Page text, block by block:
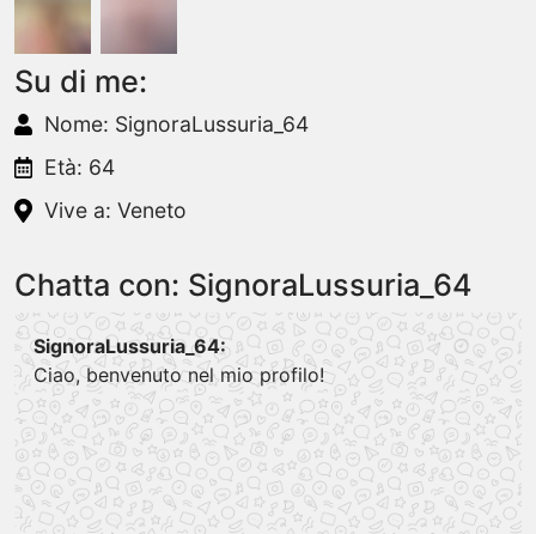
Su di me:
Nome: SignoraLussuria_64
Età: 64
Vive a: Veneto
Chatta con: SignoraLussuria_64
SignoraLussuria_64:
Ciao, benvenuto nel mio profilo!